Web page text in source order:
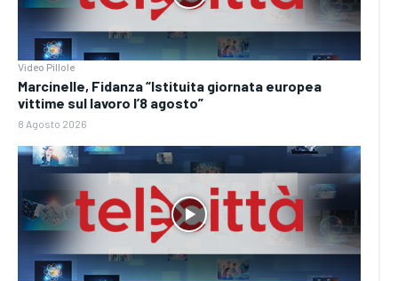
Video Pillole
Marcinelle, Fidanza “Istituita giornata europea
vittime sul lavoro l’8 agosto”
8 Agosto 2026